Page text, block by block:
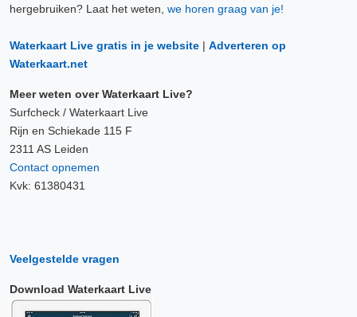
hergebruiken? Laat het weten, we horen graag van je!
Waterkaart Live gratis in je website | Adverteren op
Waterkaart.net
Meer weten over Waterkaart Live?
Surfcheck / Waterkaart Live
Rijn en Schiekade 115 F
2311 AS Leiden
Contact opnemen
Kvk: 61380431
Veelgestelde vragen
Download Waterkaart Live